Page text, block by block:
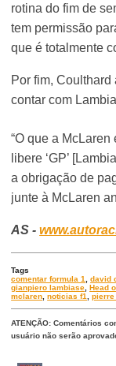
rotina do fim de
tem permissão
que é totalmente
Por fim,
contar com
“O que a McLaren
libere ‘GP’
a obrigação de
junte à McLaren
AS -
Tags
comentar formula 1
,david
gianpiero lambiase ,Head
mclaren ,noticias f1 ,pierre
ATENÇÃO: Comentários
usuário não serão